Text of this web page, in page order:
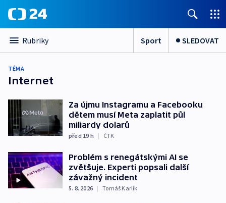
Rubriky Sport SLEDOVAT
TÉMA
Internet
Za újmu Instagramu a Facebooku
dětem musí Meta zaplatit půl
miliardy dolarů
před 19 h | ČTK
Problém s renegátskými AI se
zvětšuje. Experti popsali další
závažný incident
5. 8. 2026 | Tomáš Karlík